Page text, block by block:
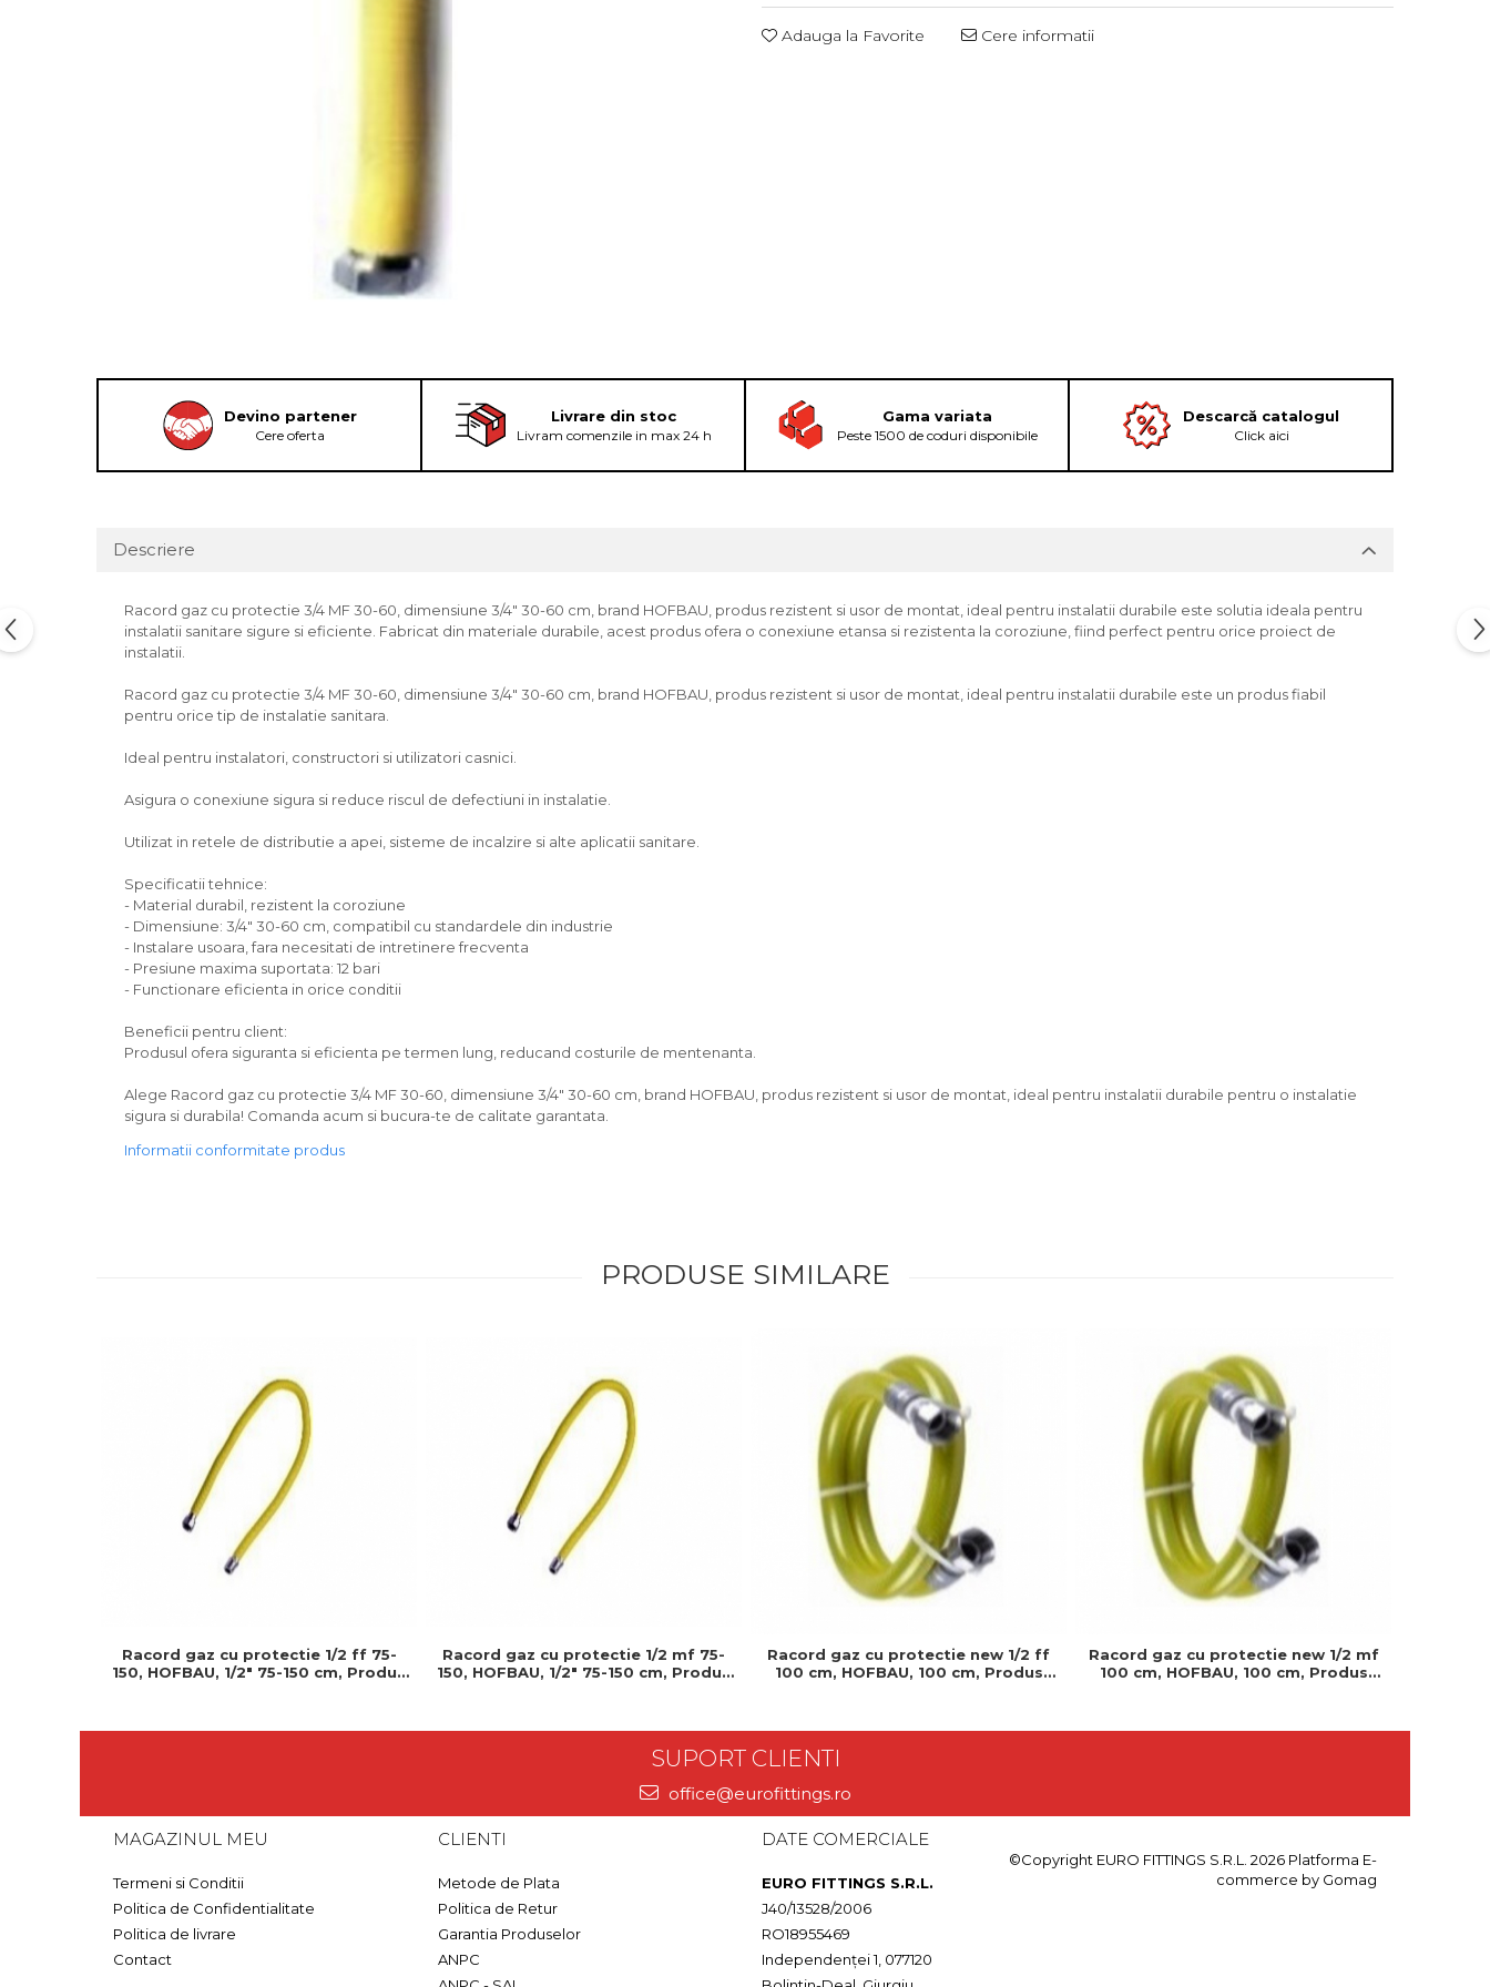
Adauga la Favorite Cere informatii
Devino partener
Cere oferta
Livrare din stoc
Livram comenzile in max 24 h
Gama variata
Peste 1500 de coduri disponibile
Descarcă catalogul
Click aici
Descriere
Racord gaz cu protectie 3/4 MF 30-60, dimensiune 3/4" 30-60 cm, brand HOFBAU, produs rezistent si usor de montat, ideal pentru instalatii durabile este solutia ideala pentru
instalatii sanitare sigure si eficiente. Fabricat din materiale durabile, acest produs ofera o conexiune etansa si rezistenta la coroziune, fiind perfect pentru orice proiect de
instalatii.
Racord gaz cu protectie 3/4 MF 30-60, dimensiune 3/4" 30-60 cm, brand HOFBAU, produs rezistent si usor de montat, ideal pentru instalatii durabile este un produs fiabil
pentru orice tip de instalatie sanitara.
Ideal pentru instalatori, constructori si utilizatori casnici.
Asigura o conexiune sigura si reduce riscul de defectiuni in instalatie.
Utilizat in retele de distributie a apei, sisteme de incalzire si alte aplicatii sanitare.
Specificatii tehnice:
- Material durabil, rezistent la coroziune
- Dimensiune: 3/4" 30-60 cm, compatibil cu standardele din industrie
- Instalare usoara, fara necesitati de intretinere frecventa
- Presiune maxima suportata: 12 bari
- Functionare eficienta in orice conditii
Beneficii pentru client:
Produsul ofera siguranta si eficienta pe termen lung, reducand costurile de mentenanta.
Alege Racord gaz cu protectie 3/4 MF 30-60, dimensiune 3/4" 30-60 cm, brand HOFBAU, produs rezistent si usor de montat, ideal pentru instalatii durabile pentru o instalatie
sigura si durabila! Comanda acum si bucura-te de calitate garantata.
Informatii conformitate produs
PRODUSE SIMILARE
Racord gaz cu protectie 1/2 ff 75-
150, HOFBAU, 1/2" 75-150 cm, Produs
Racord gaz cu protectie 1/2 mf 75-
150, HOFBAU, 1/2" 75-150 cm, Produs
Racord gaz cu protectie new 1/2 ff
100 cm, HOFBAU, 100 cm, Produs
Racord gaz cu protectie new 1/2 mf
100 cm, HOFBAU, 100 cm, Produs
SUPORT CLIENTI
office@eurofittings.ro
MAGAZINUL MEU
Termeni si Conditii
Politica de Confidentialitate
Politica de livrare
Contact
CLIENTI
Metode de Plata
Politica de Retur
Garantia Produselor
ANPC
DATE COMERCIALE
EURO FITTINGS S.R.L.
J40/13528/2006
RO18955469
Independenței 1, 077120
©Copyright EURO FITTINGS S.R.L. 2026 Platforma E-
commerce by Gomag